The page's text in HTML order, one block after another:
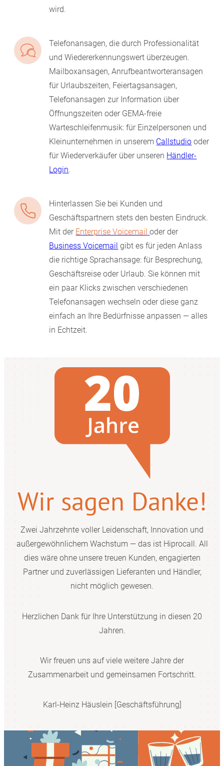
wird.
Telefonansagen, die durch Professionalität
und Wiedererkennungswert überzeugen.
Mailboxansagen, Anrufbeantworteransagen
für Urlaubszeiten, Feiertagsansagen,
Telefonansagen zur Information über
Öffnungszeiten oder GEMA-freie
Warteschleifenmusik: für Einzelpersonen und
Kleinunternehmen in unserem Callstudio oder
für Wiederverkäufer über unseren Händler-
Login.
Hinterlassen Sie bei Kunden und
Geschäftspartnern stets den besten Eindruck.
Mit der Enterprise Voicemail oder der
Business Voicemail gibt es für jeden Anlass
die richtige Sprachansage: für Besprechung,
Geschäftsreise oder Urlaub. Sie können mit
ein paar Klicks zwischen verschiedenen
Telefonansagen wechseln oder diese ganz
einfach an Ihre Bedürfnisse anpassen — alles
in Echtzeit.
Wir sagen Danke!
Zwei Jahrzehnte voller Leidenschaft, Innovation und
außergewöhnlichem Wachstum — das ist Hiprocall. All
dies wäre ohne unsere treuen Kunden, engagierten
Partner und zuverlässigen Lieferanten und Händler,
nicht möglich gewesen.
Herzlichen Dank für Ihre Unterstützung in diesen 20
Jahren.
Wir freuen uns auf viele weitere Jahre der
Zusammenarbeit und gemeinsamen Fortschritt.
Karl-Heinz Häuslein [Geschäftsführung]